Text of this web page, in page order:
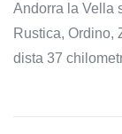
Andorra la Vella
Rustica, Ordino,
dista 37